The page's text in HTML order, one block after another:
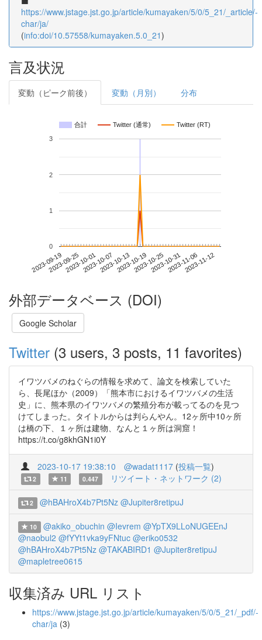
https://www.jstage.jst.go.jp/article/kumayaken/5/0/5_21/_article/-
char/ja/
(info:doi/10.57558/kumayaken.5.0_21)
言及状況
変動（ピーク前後） 変動（月別） 分布
合計 Twitter (通常) Twitter (RT)
2023-09-192023-09-252023-10-012023-10-072023-10-132023-10-192023-10-252023-10-312023-11-062023-11-12
0
1
2
3
外部データベース (DOI)
Google Scholar
Twitter (3 users, 3 posts, 11 favorites)
イワツバメのねぐらの情報を求めて、論文を検索していた
ら、長尾ほか（2009）「熊本市におけるイワツバメの生活
史」に、熊本県のイワツバメの繁殖分布が載ってるのを見つ
けてしまった。タイトルからは判らんやん。12ヶ所中10ヶ所
は橋の下、１ヶ所は建物、なんと１ヶ所は洞窟！
https://t.co/g8khGN1i0Y
2023-10-17 19:38:10 @wadat1117 (投稿一覧)
2 11 0.447 リツイート・ネットワーク (2)
2 @hBAHroX4b7Pt5Nz @Jupiter8retipuJ
10 @akiko_obuchin @Ievrem @YpTX9LLoNUGEEnJ
@naobul2 @fYYt1vka9yFNtuc @eriko0532
@hBAHroX4b7Pt5Nz @TAKABIRD1 @Jupiter8retipuJ
@mapletree0615
収集済み URL リスト
https://www.jstage.jst.go.jp/article/kumayaken/5/0/5_21/_pdf/-
char/ja (3)